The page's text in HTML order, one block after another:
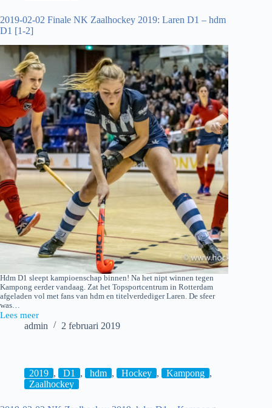
SCHC
MA1
[2-
7]
2019-02-02 Finale NK Zaalhockey 2019: Laren D1 – hdm
D1 [1-2]
Hdm D1 sleept kampioenschap binnen! Na het nipt winnen tegen
Kampong eerder vandaag. Zat het Topsportcentrum in Rotterdam
afgeladen vol met fans van hdm en titelverdediger Laren. De sfeer
was…
Lees meer
2019-
Zaalhockey
admin 2 februari 2019
2019 , D1 , hdm , Hockey , Kampong ,
Zaalhockey